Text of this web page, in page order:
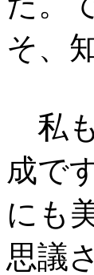
そ、
私
成で
にも
思議